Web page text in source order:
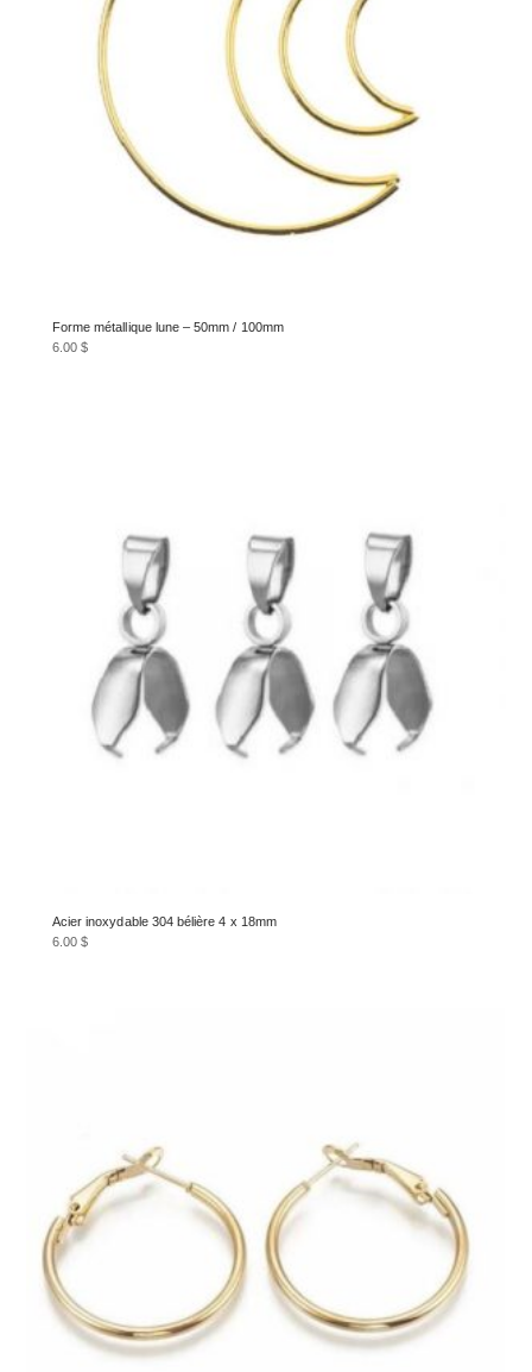
Forme métallique lune – 50mm / 100mm
6.00$
Acier inoxydable 304 bélière 4 x 18mm
6.00$